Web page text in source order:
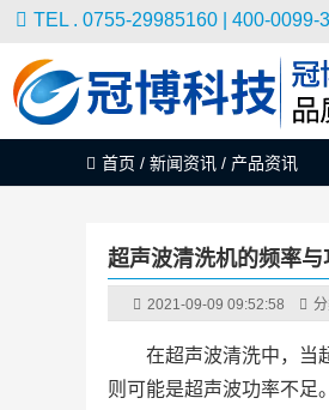
TEL . 0755-29985160 | 400-0099-
首页 / 新闻资讯 / 产品资讯
超声波清洗机的频率
2021-09-09 09:52:58
在超声波清洗中，当
则可能是超声波功率不足